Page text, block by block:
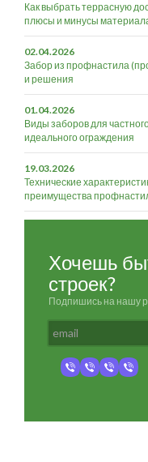
Как выбрать террасную
плюсы и минусы
02.04.2026
Забор из профнастила
и решения
01.04.2026
Виды заборов для
идеального ограждения
19.03.2026
Технические
преимущества
Хочешь
строек?
Подпишись на нашу